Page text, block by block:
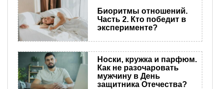
Биоритмы отношений.
Часть 2. Кто победит в
эксперименте?
Носки, кружка и парфюм.
Как не разочаровать
мужчину в День
защитника Отечества?